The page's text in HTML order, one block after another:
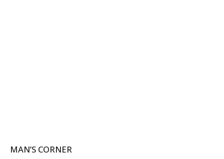
MAN’S CORNER